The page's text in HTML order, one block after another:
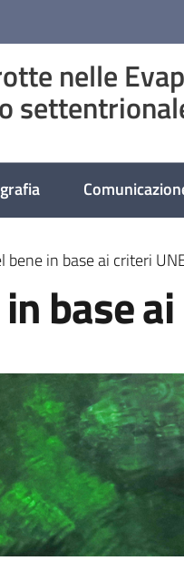
nelle
bene in base ai criteri
base